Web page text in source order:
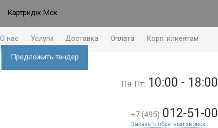
О нас Услуги Доставка Оплата
Корп. клиентам
Контакты
Блог
Предложить тендер
Картридж Мск
Пн-Пт: 10:00 - 18:00
+7 (495) 012-51-00
Заказать обратный звонок